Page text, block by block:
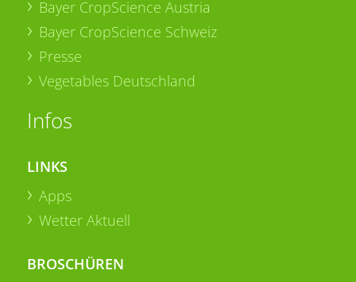
Bayer CropScience Austria
Bayer CropScience Schweiz
Presse
Vegetables Deutschland
Infos
LINKS
Apps
Wetter Aktuell
BROSCHÜREN